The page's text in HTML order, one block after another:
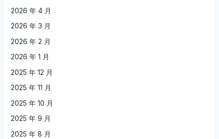
2026 年 4 月
2026 年 3 月
2026 年 2 月
2026 年 1 月
2025 年 12 月
2025 年 11 月
2025 年 10 月
2025 年 9 月
2025 年 8 月